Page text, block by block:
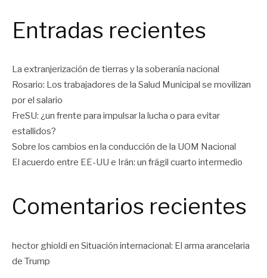
Entradas recientes
La extranjerización de tierras y la soberanía nacional
Rosario: Los trabajadores de la Salud Municipal se movilizan
por el salario
FreSU: ¿un frente para impulsar la lucha o para evitar
estallidos?
Sobre los cambios en la conducción de la UOM Nacional
El acuerdo entre EE-UU e Irán: un frágil cuarto intermedio
Comentarios recientes
hector ghioldi en Situación internacional: El arma arancelaria
de Trump